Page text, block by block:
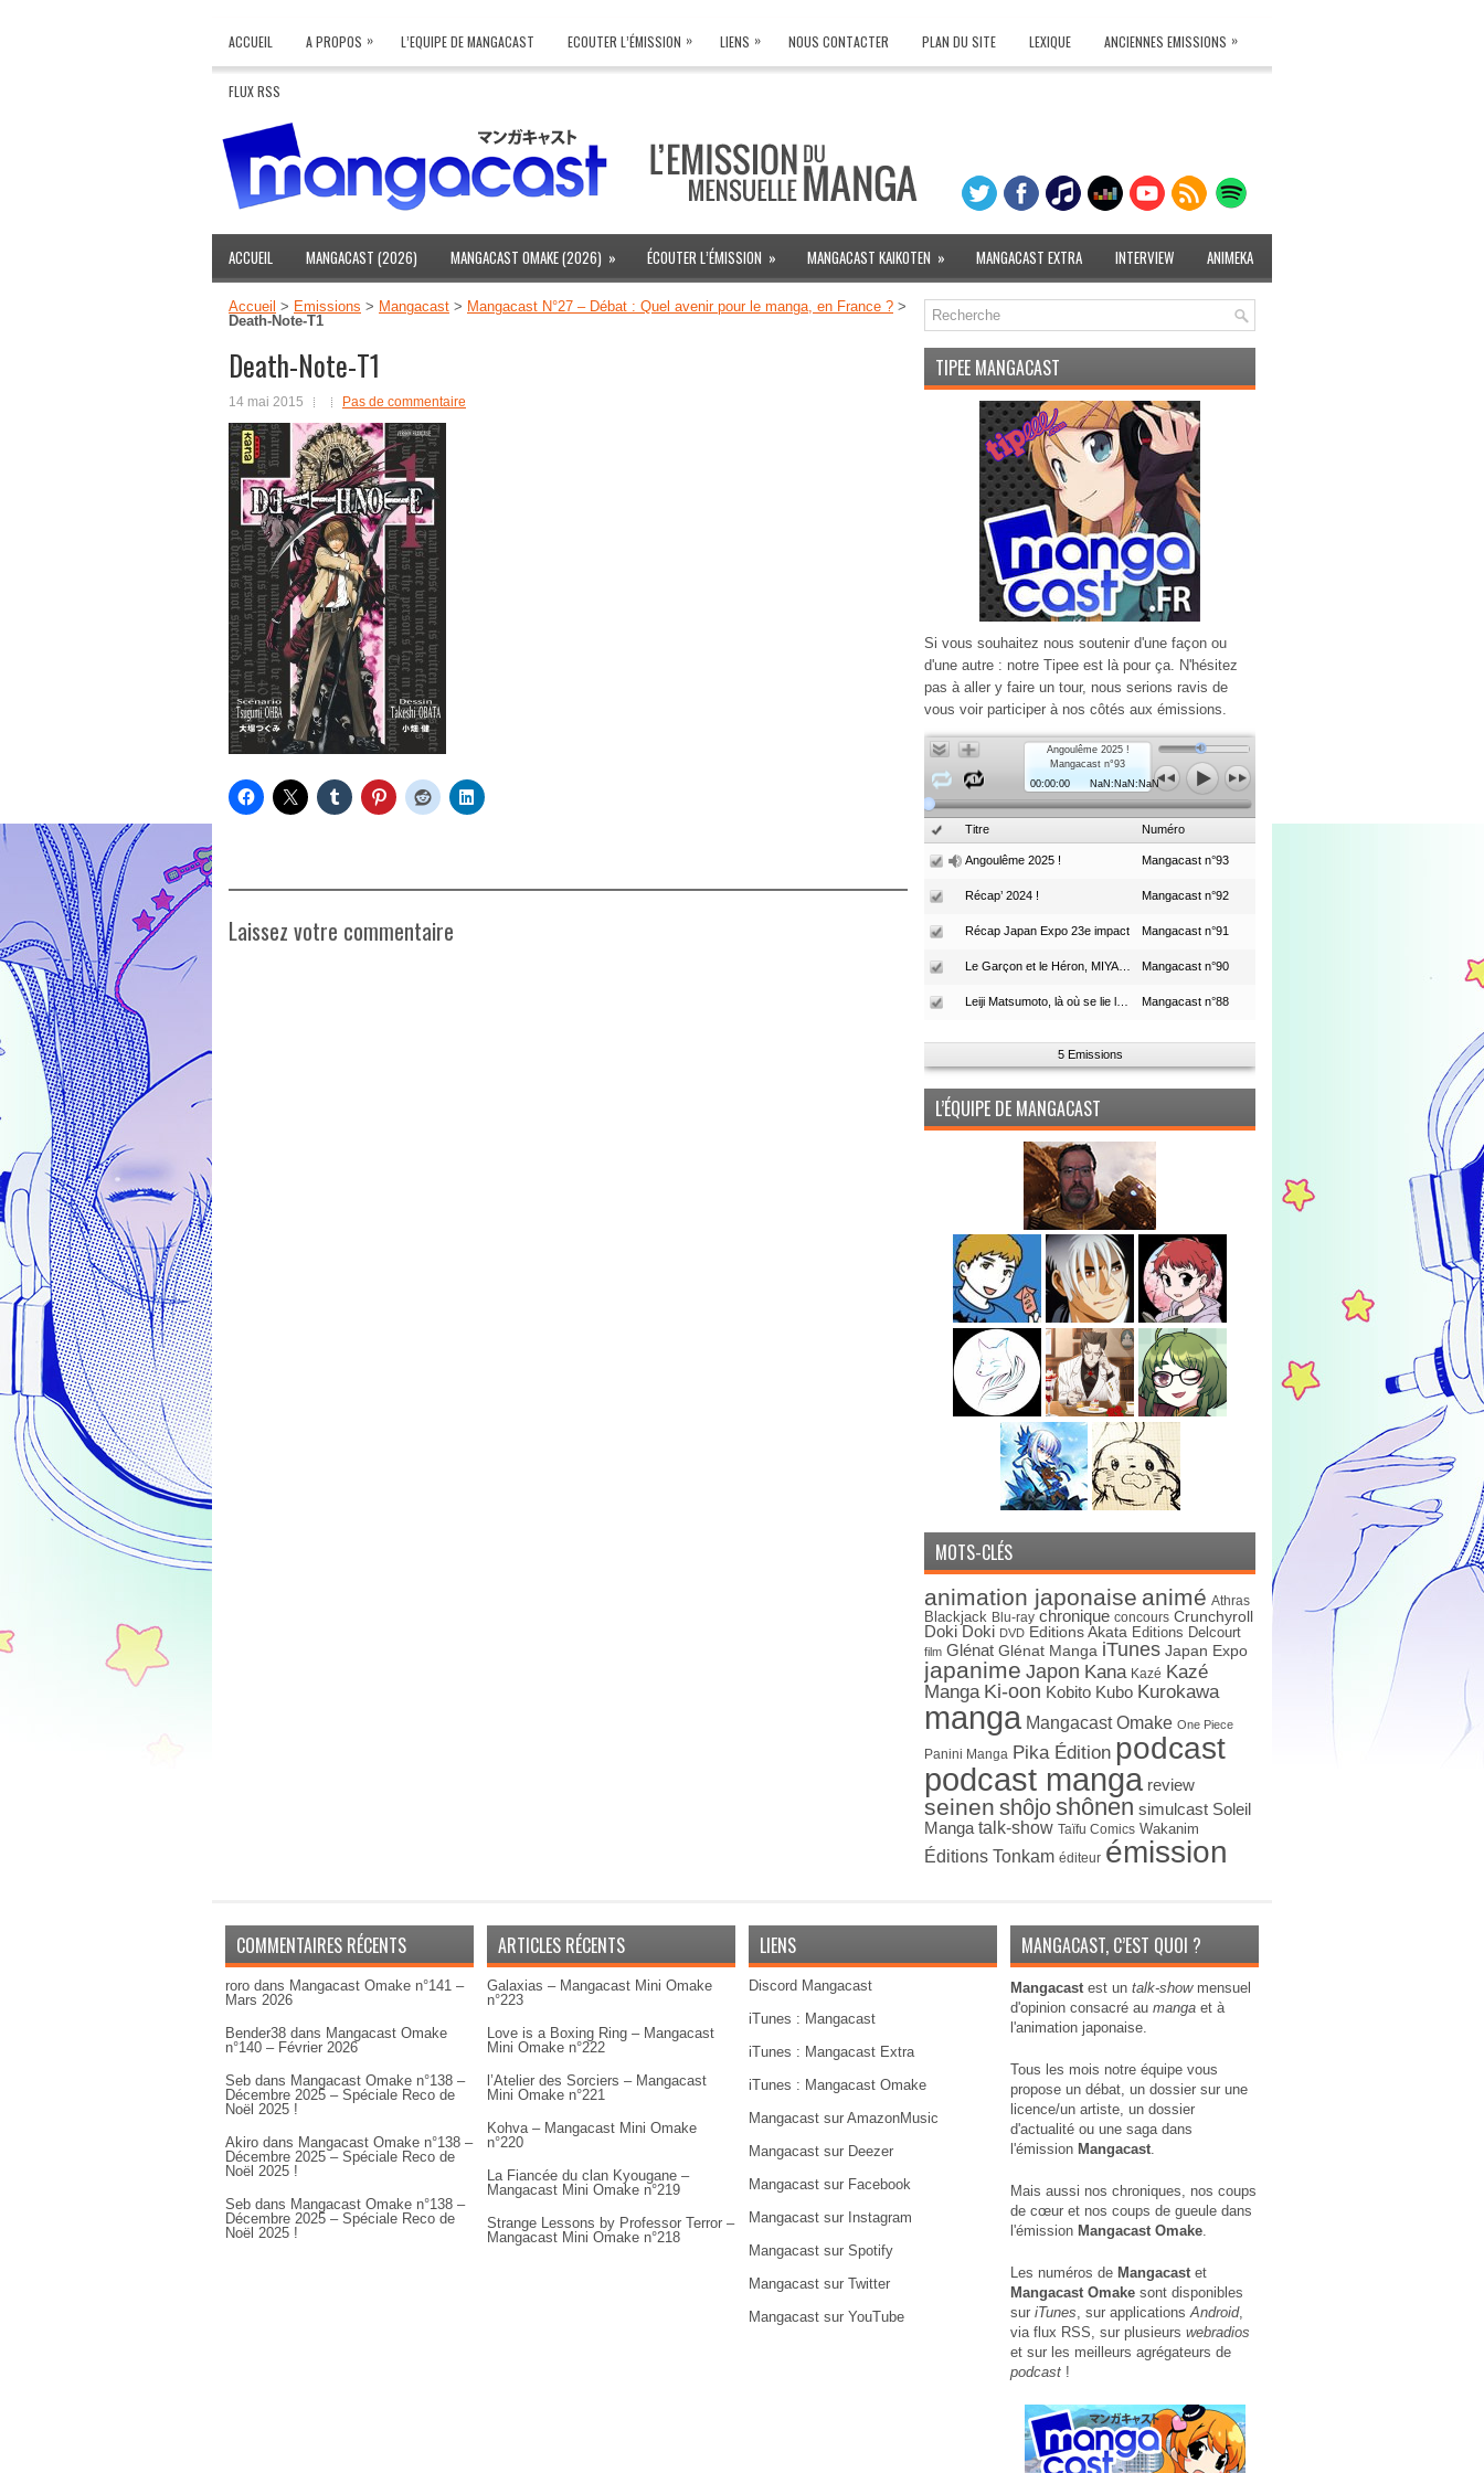
ACCUEIL A PROPOS » L’EQUIPE DE MANGACAST ECOUTER L’ÉMISSION » LIENS » NOUS CONTACTER PLAN DU SITE LEXIQUE ANCIENNES EMISSIONS »
FLUX RSS
ACCUEIL MANGACAST (2026) MANGACAST OMAKE (2026) » ÉCOUTER L’ÉMISSION » MANGACAST KAIKOTEN » MANGACAST EXTRA INTERVIEW ANIMEKA
Accueil > Emissions > Mangacast > Mangacast N°27 – Débat : Quel avenir pour le manga, en France ? >
Death-Note-T1
Death-Note-T1
14 mai 2015 Pas de commentaire
Laissez votre commentaire
TIPEE MANGACAST
Si vous souhaitez nous soutenir d'une façon ou
d'une autre : notre Tipee est là pour ça. N'hésitez
pas à aller y faire un tour, nous serions ravis de
vous voir participer à nos côtés aux émissions.
Angoulême 2025 !
Mangacast n°93
00:00:00
NaN:NaN:NaN
Titre Numéro
Angoulême 2025 ! Mangacast n°93
Récap’ 2024 ! Mangacast n°92
Récap Japan Expo 23e impact Mangacast n°91
Mangacast n°90
Mangacast n°88
5 Emissions
L’ÉQUIPE DE MANGACAST
MOTS-CLÉS
animation japonaise animé Athras
Blackjack Blu-ray chronique concours Crunchyroll
Doki Doki DVD Editions Akata Editions Delcourt
film Glénat Glénat Manga iTunes Japan Expo
japanime Japon Kana Kazé Kazé
Manga Ki-oon Kobito Kubo Kurokawa
manga Mangacast Omake One Piece
Panini Manga Pika Édition podcast
podcast manga review
seinen shôjoshônen simulcast Soleil
Manga talk-show Taïfu Comics Wakanim
Éditions Tonkam éditeur émission
COMMENTAIRES RÉCENTS
roro dans Mangacast Omake n°141 –
Mars 2026
Bender38 dans Mangacast Omake
n°140 – Février 2026
Seb dans Mangacast Omake n°138 –
Décembre 2025 – Spéciale Reco de
Noël 2025 !
Akiro dans Mangacast Omake n°138 –
Décembre 2025 – Spéciale Reco de
Noël 2025 !
Seb dans Mangacast Omake n°138 –
Décembre 2025 – Spéciale Reco de
Noël 2025 !
ARTICLES RÉCENTS
Galaxias – Mangacast Mini Omake
n°223
Love is a Boxing Ring – Mangacast
Mini Omake n°222
l’Atelier des Sorciers – Mangacast
Mini Omake n°221
Kohva – Mangacast Mini Omake
n°220
La Fiancée du clan Kyougane –
Mangacast Mini Omake n°219
Strange Lessons by Professor Terror –
Mangacast Mini Omake n°218
LIENS
Discord Mangacast
iTunes : Mangacast
iTunes : Mangacast Extra
iTunes : Mangacast Omake
Mangacast sur AmazonMusic
Mangacast sur Deezer
Mangacast sur Facebook
Mangacast sur Instagram
Mangacast sur Spotify
Mangacast sur Twitter
Mangacast sur YouTube
MANGACAST, C’EST QUOI ?
Mangacastest un talk-showmensuel
d'opinion consacré au manga et à
l'animation japonaise.
Tous les mois notre équipe vous
propose un débat, un dossier sur une
licence/un artiste, un dossier
d'actualité ou une saga dans
l'émission Mangacast.
Mais aussi nos chroniques, nos coups
de cœur et nos coups de gueule dans
l'émission Mangacast Omake.
Les numéros de Mangacastet
Mangacast Omake sont disponibles
sur iTunes, sur applicationsAndroid,
via flux RSS, sur plusieurs webradios
et sur les meilleurs agrégateurs de
podcast !